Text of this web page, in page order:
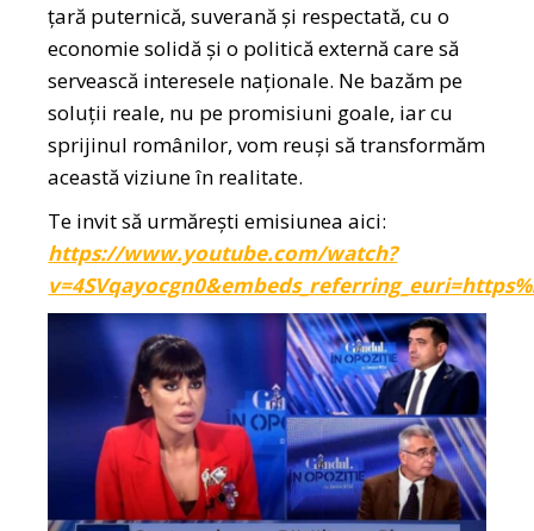
țară puternică, suverană și respectată, cu o
economie solidă și o politică externă care să
servească interesele naționale. Ne bazăm pe
soluții reale, nu pe promisiuni goale, iar cu
sprijinul românilor, vom reuși să transformăm
această viziune în realitate.
Te invit să urmărești emisiunea aici:
https://www.youtube.com/watch?